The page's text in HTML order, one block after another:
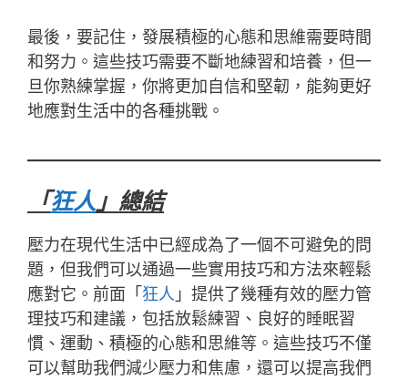
最後，要記住，發展積極的心態和思維需要時間
和努力。這些技巧需要不斷地練習和培養，但一
旦你熟練掌握，你將更加自信和堅韌，能夠更好
地應對生活中的各種挑戰。
「狂人」總結
壓力在現代生活中已經成為了一個不可避免的問
題，但我們可以通過一些實用技巧和方法來輕鬆
應對它。前面「狂人 」提供了幾種有效的壓力管
理技巧和建議，包括放鬆練習、良好的睡眠習
慣、運動、積極的心態和思維等。這些技巧不僅
可以幫助我們減少壓力和焦慮，還可以提高我們